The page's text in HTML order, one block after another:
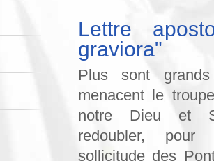
Lettre
graviora"
Plus sont
menacent le
notre Dieu et
redoubler,
sollicitude des